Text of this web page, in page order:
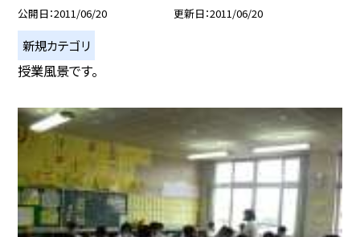
公開日 2011/06/20 更新日 2011/06/20
新規カテゴリ
授業風景です。